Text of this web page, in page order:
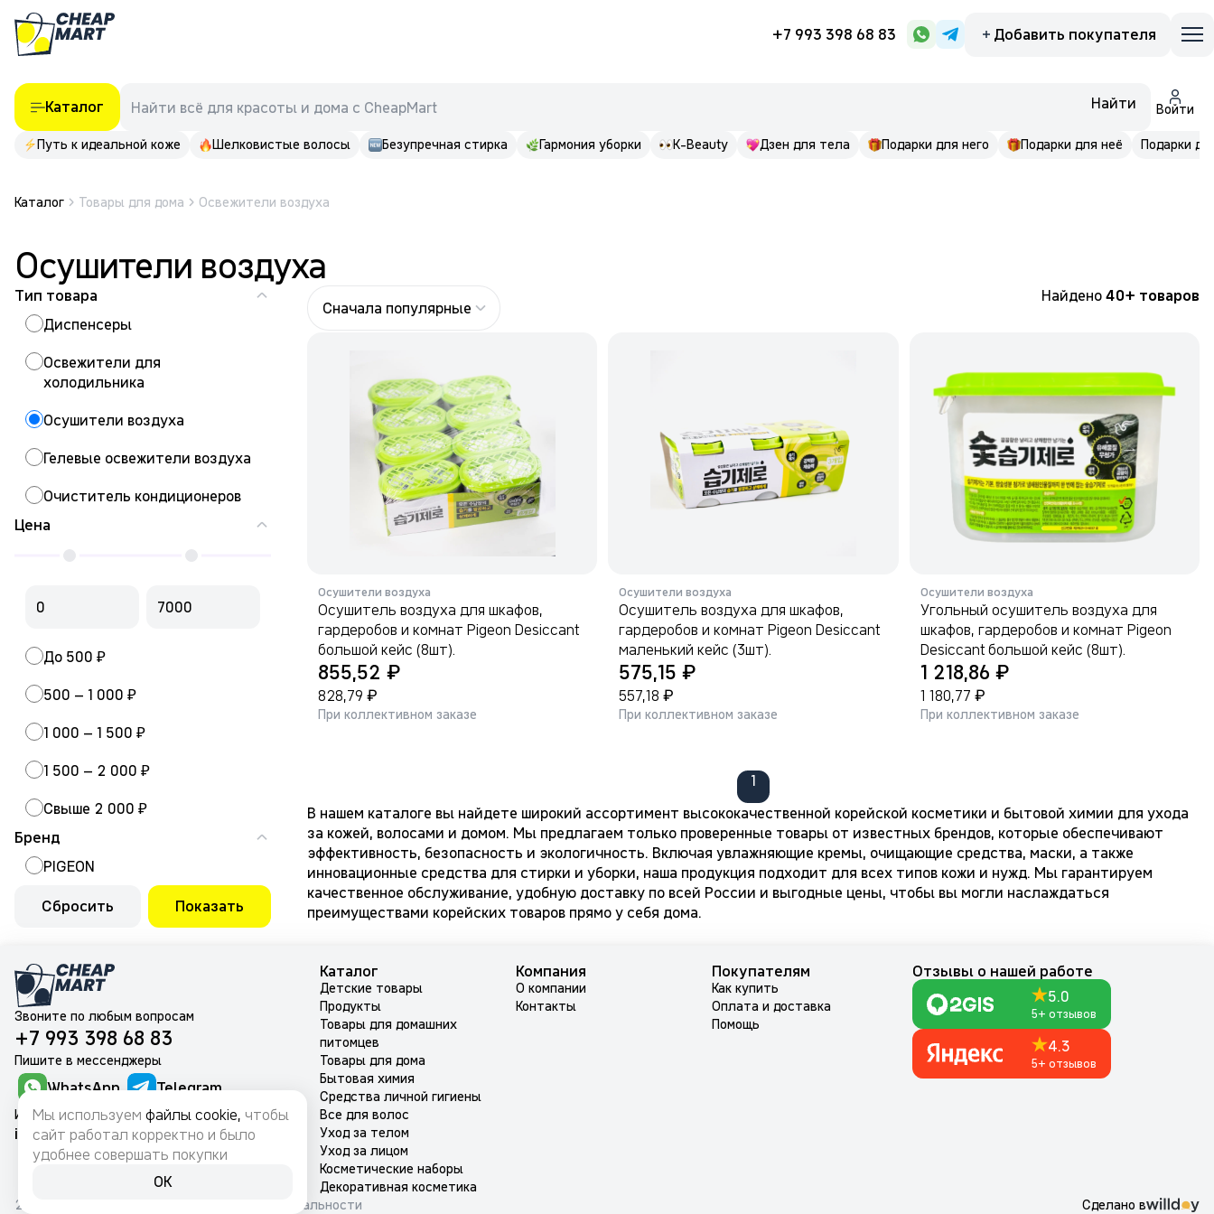
+7 993 398 68 83 Добавить покупателя
Мы используем файлы cookie, чтобы
сайт работал корректно и было
удобнее совершать покупки
OK
Каталог Найти всё для красоты и дома с CheapMart Найти Войти
Путь к идеальной коже Шелковистые волосы Безупречная стирка Гармония уборки K-Beauty Дзен для тела Подарки для него Подарки для неё Подарки до
Каталог Товары для дома Освежители воздуха
Осушители воздуха
Тип товара
Диспенсеры
Освежители для
холодильника
Осушители воздуха
Гелевые освежители воздуха
Очиститель кондиционеров
Цена
До 500 ₽
500 – 1 000 ₽
1 000 – 1 500 ₽
1 500 – 2 000 ₽
Свыше 2 000 ₽
Бренд
PIGEON
Сбросить Показать
Сначала популярные
Найдено 40+ товаров
Осушители воздуха
Осушитель воздуха для шкафов,
гардеробов и комнат Pigeon Desiccant
большой кейс (8шт).
855,52 ₽
828,79 ₽
При коллективном заказе
Осушители воздуха
Осушитель воздуха для шкафов,
гардеробов и комнат Pigeon Desiccant
маленький кейс (3шт).
575,15₽
557,18₽
При коллективном заказе
Осушители воздуха
Угольный осушитель воздуха для
шкафов, гардеробов и комнат Pigeon
Desiccant большой кейс (8шт).
1 218,86 ₽
1 180,77 ₽
При коллективном заказе
1
В нашем каталоге вы найдете широкий ассортимент высококачественной корейской косметики и бытовой химии для ухода
за кожей, волосами и домом. Мы предлагаем только проверенные товары от известных брендов, которые обеспечивают
эффективность, безопасность и экологичность. Включая увлажняющие кремы, очищающие средства, маски, а также
инновационные средства для стирки и уборки, наша продукция подходит для всех типов кожи и нужд. Мы гарантируем
качественное обслуживание, удобную доставку по всей России и выгодные цены, чтобы вы могли наслаждаться
преимуществами корейских товаров прямо у себя дома.
Звоните по любым вопросам
+7 993 398 68 83
Пишите в мессенджеры
WhatsApp Telegram
Или на почту
info@cheapmart.ru
Каталог
Детские товары
Продукты
Товары для домашних
питомцев
Товары для дома
Бытовая химия
Средства личной гигиены
Все для волос
Уход за телом
Уход за лицом
Косметические наборы
Декоративная косметика
Компания
О компании
Контакты
Покупателям
Как купить
Оплата и доставка
Помощь
Отзывы о нашей работе
5.0
5+ отзывов
4.3
5+ отзывов
2024-2026 © CheapMart Политика конфиденциальности Сделано в